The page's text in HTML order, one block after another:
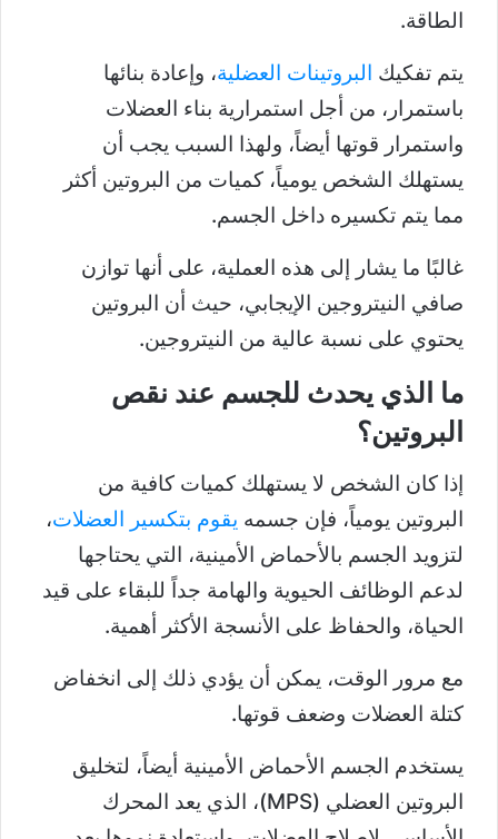
الطاقة.
يتم تفكيك البروتينات العضلية، وإعادة بنائها
باستمرار، من أجل استمرارية بناء العضلات
واستمرار قوتها أيضاً، ولهذا السبب يجب أن
يستهلك الشخص يومياً، كميات من البروتين أكثر
مما يتم تكسيره داخل الجسم.
غالبًا ما يشار إلى هذه العملية، على أنها توازن
صافي النيتروجين الإيجابي، حيث أن البروتين
يحتوي على نسبة عالية من النيتروجين.
ما الذي يحدث للجسم عند نقص
البروتين؟
إذا كان الشخص لا يستهلك كميات كافية من
البروتين يومياً، فإن جسمه يقوم بتكسير العضلات،
لتزويد الجسم بالأحماض الأمينية، التي يحتاجها
لدعم الوظائف الحيوية والهامة جداً للبقاء على قيد
الحياة، والحفاظ على الأنسجة الأكثر أهمية.
مع مرور الوقت، يمكن أن يؤدي ذلك إلى انخفاض
كتلة العضلات وضعف قوتها.
يستخدم الجسم الأحماض الأمينية أيضاً، لتخليق
البروتين العضلي (MPS)، الذي يعد المحرك